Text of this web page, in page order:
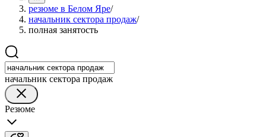
резюме в Белом Яре/
начальник сектора продаж/
полная занятость
начальник сектора продаж
Резюме